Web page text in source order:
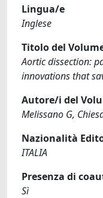
Lingua/e
Inglese
Titolo del
Aortic dissection:
innovations that
Autore/i del
Melissano G,
Nazionalità
ITALIA
Presenza di
Sì